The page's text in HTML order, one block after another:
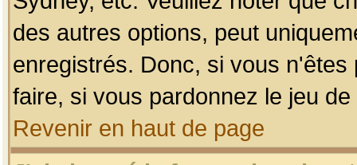
des autres options, peut
enregistrés. Donc, si vous
faire, si vous pardonnez le jeu
Revenir en haut de page